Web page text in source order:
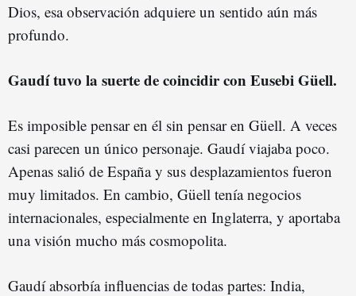
Dios, esa observación adquiere un sentido aún más
profundo.
Gaudí tuvo la suerte de coincidir con Eusebi Güell.
Es imposible pensar en él sin pensar en Güell. A veces
casi parecen un único personaje. Gaudí viajaba poco.
Apenas salió de España y sus desplazamientos fueron
muy limitados. En cambio, Güell tenía negocios
internacionales, especialmente en Inglaterra, y aportaba
una visión mucho más cosmopolita.
Gaudí absorbía influencias de todas partes: India,